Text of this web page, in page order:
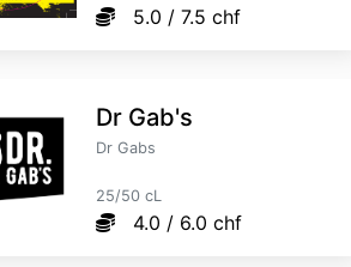
5.0 / 7.5 chf
Dr Gab's
Dr Gabs
25/50 cL
4.0 / 6.0 chf